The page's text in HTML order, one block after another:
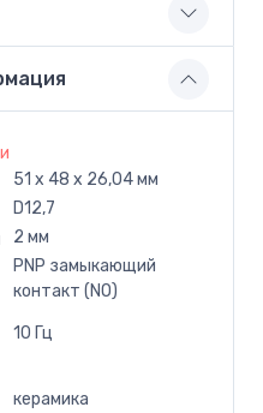
51 x 48 x 26,04 мм
D12,7
2 мм
PNP замыкающий
контакт (NO)
10 Гц
керамика